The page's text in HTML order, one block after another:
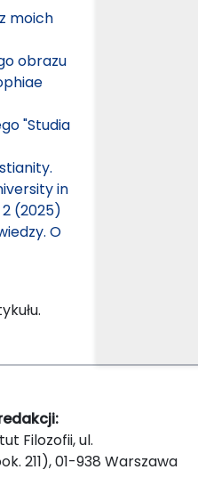
moich
obrazu
"Studia
in
(2025)
O
Filozofii, ul.
211), 01-938 Warszawa